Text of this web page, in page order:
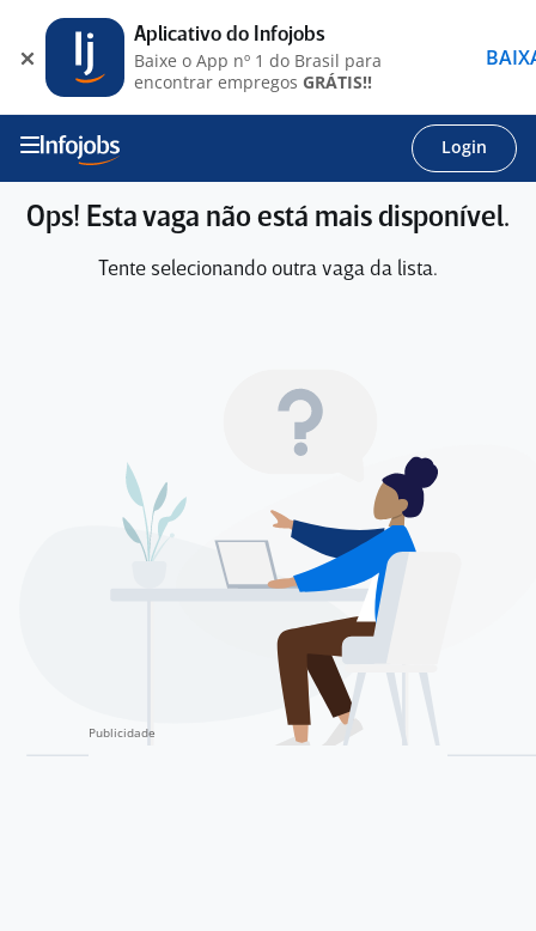
Login
Ops! Esta vaga não está mais disponível.
Tente selecionando outra vaga da lista.
Aplicativo do Infojobs
Baixe o App nº 1 do Brasil para
encontrar empregos GRÁTIS!!